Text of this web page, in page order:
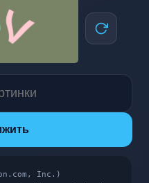
Inc.)